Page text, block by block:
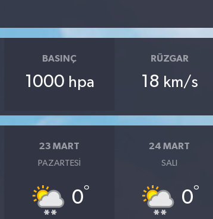
BASINÇ
1000 hpa
RÜZGAR
18 km/s
23 MART
PAZARTESI
0°
24 MART
SALI
0°